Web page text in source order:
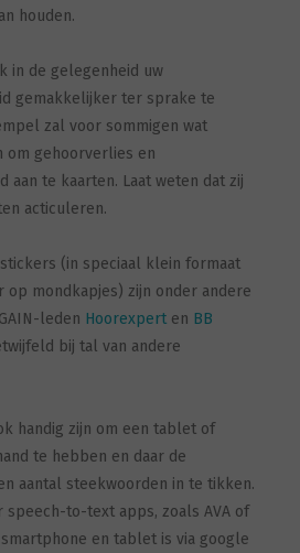
houden.
in de gelegenheid uw
gemakkelijker ter sprake te
zal voor sommigen wat
om gehoorverlies en
aan te kaarten. Laat weten dat zij
acticuleren.
(in speciaal klein formaat
op mondkapjes) zijn onder andere
leden Hoorexpert en BB
bij tal van andere
handig zijn om een tablet of
te hebben en daar de
aantal steekwoorden in te tikken.
speech-to-text apps, zoals AVA of
en tablet is via google